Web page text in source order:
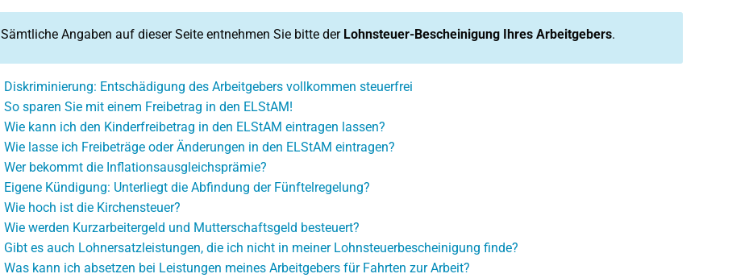
Sämtliche Angaben auf dieser Seite entnehmen Sie bitte der Lohnsteuer-Bescheinigung Ihres Arbeitgebers.
Diskriminierung: Entschädigung des Arbeitgebers vollkommen steuerfrei
So sparen Sie mit einem Freibetrag in den ELStAM!
Wie kann ich den Kinderfreibetrag in den ELStAM eintragen lassen?
Wie lasse ich Freibeträge oder Änderungen in den ELStAM eintragen?
Wer bekommt die Inflationsausgleichsprämie?
Eigene Kündigung: Unterliegt die Abfindung der Fünftelregelung?
Wie hoch ist die Kirchensteuer?
Wie werden Kurzarbeitergeld und Mutterschaftsgeld besteuert?
Gibt es auch Lohnersatzleistungen, die ich nicht in meiner Lohnsteuerbescheinigung finde?
Was kann ich absetzen bei Leistungen meines Arbeitgebers für Fahrten zur Arbeit?